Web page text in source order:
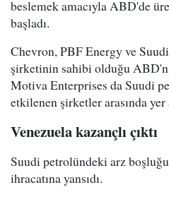
beslemek amacıyla ABD'de
başladı.
Chevron, PBF Energy ve
şirketinin sahibi olduğu
Motiva Enterprises da Suudi
etkilenen şirketler arasında yer
Venezuela kazançlı çıktı
Suudi petrolündeki arz
ihracatına yansıdı.